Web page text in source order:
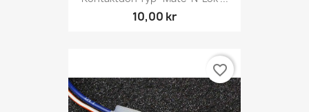
10,00 kr
favorite_border